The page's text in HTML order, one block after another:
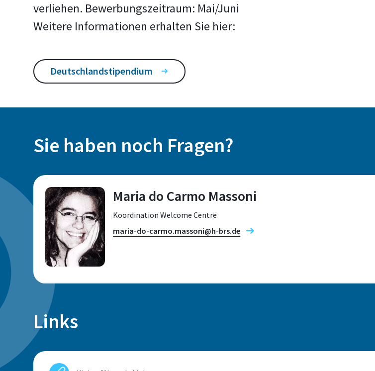
verliehen. Bewerbungszeitraum: Mai/Juni
Weitere Informationen erhalten Sie hier:
Deutschlandstipendium
Sie haben noch Fragen?
Maria do Carmo Massoni
Koordination Welcome Centre
maria-do-carmo.massoni@h-brs.de
Sankt Augustin
Raum
E 057
Adresse
Links